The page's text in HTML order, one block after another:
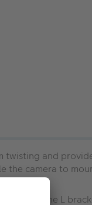
and
the camera to
the L